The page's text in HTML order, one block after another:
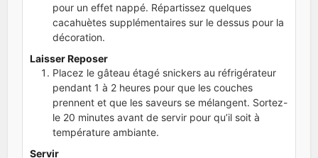
pour un effet nappé. Répartissez quelques
cacahuètes supplémentaires sur le dessus pour la
décoration.
Laisser Reposer
Placez le gâteau étagé snickers au réfrigérateur
pendant 1 à 2 heures pour que les couches
prennent et que les saveurs se mélangent. Sortez-
le 20 minutes avant de servir pour qu’il soit à
température ambiante.
Servir